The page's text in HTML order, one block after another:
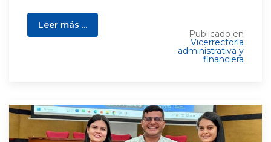
Leer más ...
Publicado en
Vicerrectoría
administrativa y
financiera